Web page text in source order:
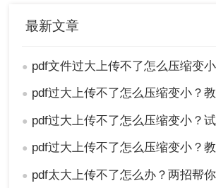
备上正常运行。
介绍了，无论是使用在线PDF压缩
PDF压缩软件，都可以有效地将PDF
合上传的大小。在选择压缩方法时，
实际需求、操作技能和安全性考虑
文件以防意外丢失。希望这篇文章能
最新文章
● pdf文件过大上传不了怎么压缩变小？两种压缩方
● pdf过大上传不了怎么压缩变小？教你三招轻
● pdf过大上传不了怎么压缩变小？试试这
● pdf过大上传不了怎么压缩变小？教你
● pdf太大上传不了怎么办？两招帮你